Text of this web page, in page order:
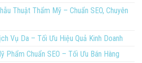
Thuật Thẩm Mỹ – Chuẩn SEO, Chuyên
Vụ Da – Tối Ưu Hiệu Quả Kinh Doanh
Phẩm Chuẩn SEO – Tối Ưu Bán Hàng